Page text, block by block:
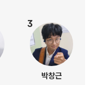
3
박창근